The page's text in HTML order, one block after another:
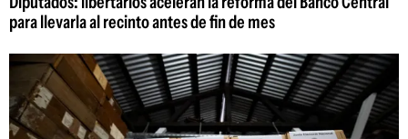
para llevarla al recinto antes de fin de mes